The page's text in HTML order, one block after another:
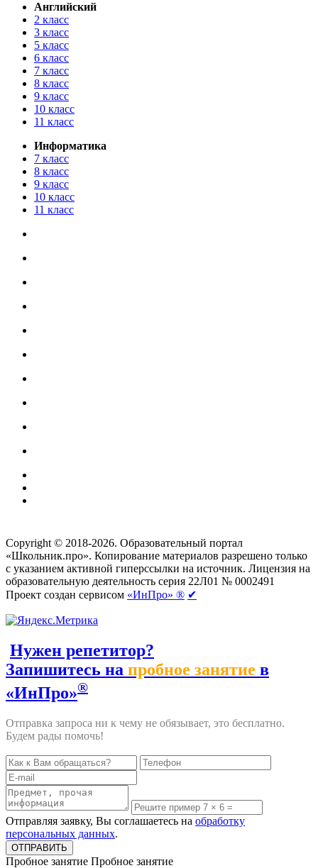
Английский
2 класс
3 класс
5 класс
6 класс
7 класс
8 класс
9 класс
10 класс
11 класс
Информатика
7 класс
8 класс
9 класс
10 класс
11 класс
Copyright © 2018-2026. Образовательный портал
«Школьник.про». Копирование материалов разрешено только
с указанием активной гиперссылки на источник. Лицензия на
образовательную деятельность серия 22Л01 № 0002491
Проект создан сервисом «ИнПро» ® ✔
Нужен репетитор?
Запишитесь на пробное занятие в
«ИнПро»®
Отправка запроса ни к чему не обязывает, это бесплатно.
Будем рады помочь!
Отправляя заявку, Вы соглашаетесь на обработку
персональных данных.
Пробное занятие Пробное занятие